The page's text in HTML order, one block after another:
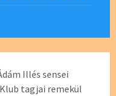
Illés sensei
tagjai remekül